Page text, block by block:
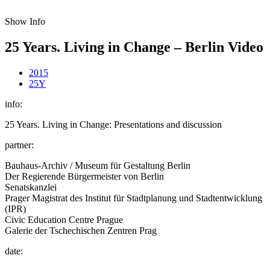
Show Info
25 Years. Living in Change – Berlin Video
2015
25Y
info:
25 Years. Living in Change: Presentations and discussion
partner:
Bauhaus-Archiv / Museum für Gestaltung Berlin
Der Regierende Bürgermeister von Berlin
Senatskanzlei
Prager Magistrat des Institut für Stadtplanung und Stadtentwicklung
(IPR)
Civic Education Centre Prague
Galerie der Tschechischen Zentren Prag
date: